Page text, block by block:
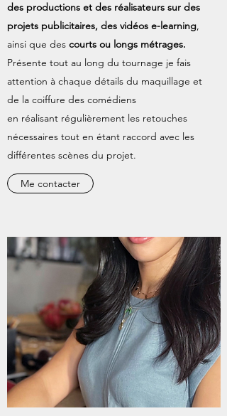
des productions et des réalisateurs sur des
projets publicitaires, des vidéos e-learning,
ainsi que des courts ou longs métrages.
Présente tout au long du tournage je fais
attention à chaque détails du maquillage et
de la coiffure des comédiens
en réalisant régulièrement les retouches
nécessaires tout en étant raccord avec les
différentes scènes du projet.
Me contacter